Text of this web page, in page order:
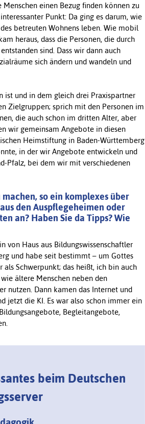
einen Bezug finden können zu
Punkt: Da ging es darum, wie
betreuten Wohnens leben. Wie mobil
heraus, dass die Personen, die durch
sind. Dass wir dann auch
sich ändern und wandeln und
ist und in dem gleich drei Praxispartner
Zielgruppen; sprich mit den Personen im
die auch schon im dritten Alter, aber
wir gemeinsam Angebote in diesen
Heimstiftung in Baden-Württemberg
in der wir Angebote entwickeln und
Pfalz, bei dem wir mit verschiedenen
so ein komplexes über
den Auspflegeheimen oder
an? Haben Sie da Tipps? Wie
von Haus aus Bildungswissenschaftler
und habe seit bestimmt – um Gottes
Schwerpunkt; das heißt, ich bin auch
ältere Menschen neben den
nutzen. Dann kamen das Internet und
jetzt die KI. Es war also schon immer ein
Begleitangebote,
beim Deutschen